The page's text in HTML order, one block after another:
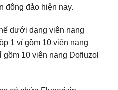
đông đảo hiện nay.
dưới dạng viên nang
1 vỉ gồm 10 viên nang
10 viên nang Dofluzol